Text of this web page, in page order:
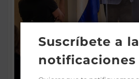
Suscríbete a
notificaciones